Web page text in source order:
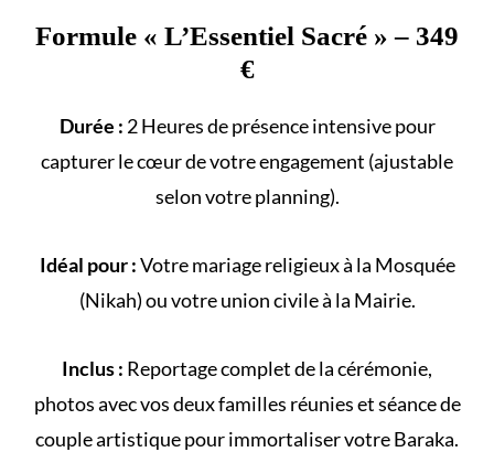
Formule « L’Essentiel Sacré » – 349
€
Durée : 2 Heures de présence intensive pour
capturer le cœur de votre engagement (ajustable
selon votreplanning).
Idéal pour :Votremariage religieuxà la Mosquée
(Nikah) ou votreunion civileà la Mairie.
Inclus : Reportage complet de lacérémonie,
photos avec vos deux familles réunies et séance de
couple artistique pour immortaliser votre Baraka.